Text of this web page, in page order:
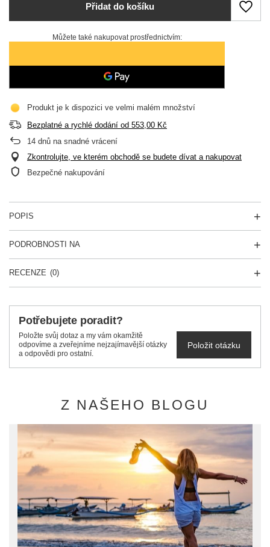
Přidat do košíku
Můžete také nakupovat prostřednictvím:
Produkt je k dispozici ve velmi malém množství
Bezplatné a rychlé dodání od 553,00 Kč
14 dnů na snadné vrácení
Zkontrolujte, ve kterém obchodě se budete dívat a nakupovat
Bezpečné nakupování
POPIS
PODROBNOSTI NA
RECENZE (0)
Potřebujete poradit?
Položte svůj dotaz a my vám okamžitě
odpovíme a zveřejníme nejzajímavější otázky
a odpovědi pro ostatní.
Položit otázku
Z NAŠEHO BLOGU